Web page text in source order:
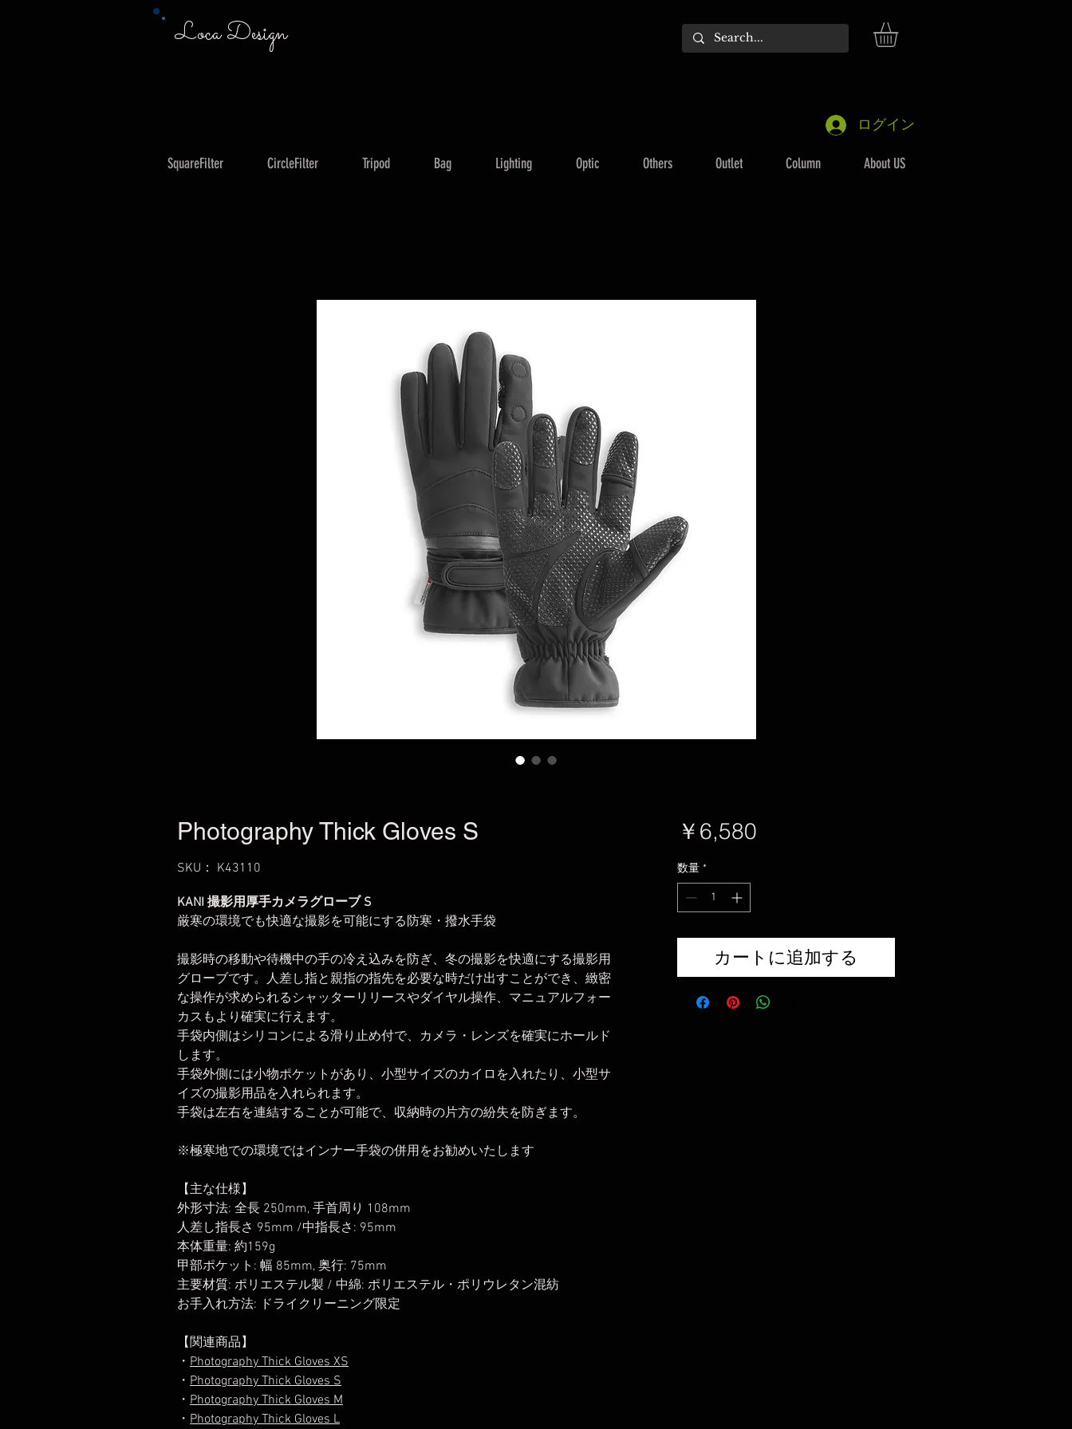
Loca Design
ログイン
SquareFilter CircleFilter Tripod Bag Lighting Optic Others Outlet Column About US
Photography Thick Gloves S
SKU： K43110
KANI 撮影用厚手カメラグローブ S
厳寒の環境でも快適な撮影を可能にする防寒・撥水手袋
撮影時の移動や待機中の手の冷え込みを防ぎ、冬の撮影を快適にする撮影用
グローブです。人差し指と親指の指先を必要な時だけ出すことができ、緻密
な操作が求められるシャッターリリースやダイヤル操作、マニュアルフォー
カスもより確実に行えます。
手袋内側はシリコンによる滑り止め付で、カメラ・レンズを確実にホールド
します。
手袋外側には小物ポケットがあり、小型サイズのカイロを入れたり、小型サ
イズの撮影用品を入れられます。
手袋は左右を連結することが可能で、収納時の片方の紛失を防ぎます。
※極寒地での環境ではインナー手袋の併用をお勧めいたします
【主な仕様】
外形寸法: 全長 250mm, 手首周り 108mm
人差し指長さ 95mm /中指長さ: 95mm
本体重量: 約159g
甲部ポケット: 幅 85mm, 奥行: 75mm
主要材質: ポリエステル製 / 中綿: ポリエステル・ポリウレタン混紡
お手入れ方法: ドライクリーニング限定
【関連商品】
・ Photography Thick Gloves XS
・ Photography Thick Gloves S
・ Photography Thick Gloves M
・ Photography Thick Gloves L
￥6,580価
数量 *
カートに追加する